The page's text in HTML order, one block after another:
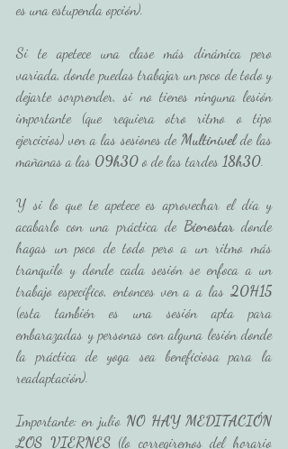
es una estupenda opción).
Si te apetece una clase más dinámica pero
variada, donde puedas trabajar un poco de todo y
dejarte sorprender, si no tienes ninguna lesión
importante (que requiera otro ritmo o tipo
ejercicios) ven a las sesiones de Multinivel de las
mañanas a las 09h30 o de las tardes 18h30.
Y si lo que te apetece es aprovechar el día y
acabarlo con una práctica de Bienestar donde
hagas un poco de todo pero a un ritmo más
tranquilo y donde cada sesión se enfoca a un
trabajo específico, entonces ven a a las 20H15
(esta también es una sesión apta para
embarazadas y personas con alguna lesión donde
la práctica de yoga sea beneficiosa para la
readaptación).
Importante: en julio NO HAY MEDITACIÓN
LOS VIERNES (lo corregiremos del horario